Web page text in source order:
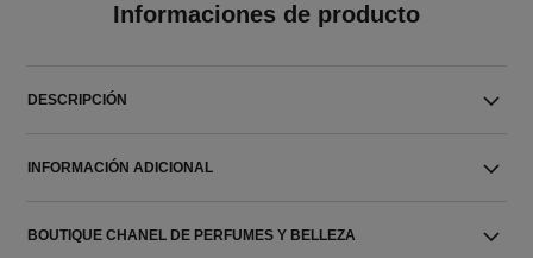
Informaciones de producto
DESCRIPCIÓN
INFORMACIÓN ADICIONAL
BOUTIQUE CHANEL DE PERFUMES Y BELLEZA